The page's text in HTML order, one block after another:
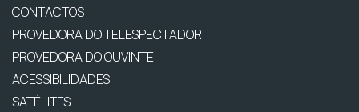
CONTACTOS
PROVEDORA DO TELESPECTADOR
PROVEDORA DO OUVINTE
ACESSIBILIDADES
SATÉLITES